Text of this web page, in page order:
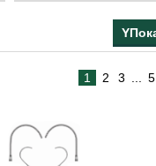
85
165
170
1 2 3 5